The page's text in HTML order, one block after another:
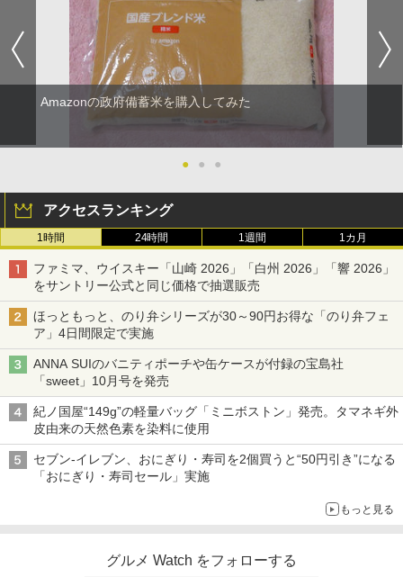
Amazonの政府備蓄米を購入してみた
● ● ●
アクセスランキング
1時間 24時間 1週間 1カ月
ファミマ、ウイスキー「山崎 2026」「白州 2026」「響 2026」
をサントリー公式と同じ価格で抽選販売
ほっともっと、のり弁シリーズが30～90円お得な「のり弁フェ
ア」4日間限定で実施
ANNA SUIのバニティポーチや缶ケースが付録の宝島社
「sweet」10月号を発売
紀ノ国屋“149g”の軽量バッグ「ミニボストン」発売。タマネギ外
皮由来の天然色素を染料に使用
セブン-イレブン、おにぎり・寿司を2個買うと“50円引き”になる
「おにぎり・寿司セール」実施
もっと見る
グルメ Watch をフォローする